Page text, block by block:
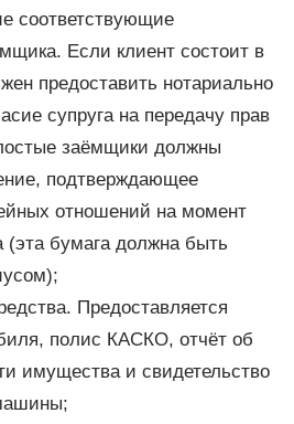
соответствующие
Если клиент состоит в
предоставить нотариально
супруга на передачу прав
заёмщики должны
подтверждающее
отношений на момент
(эта бумага должна быть
Предоставляется
полис КАСКО, отчёт об
имущества и свидетельство